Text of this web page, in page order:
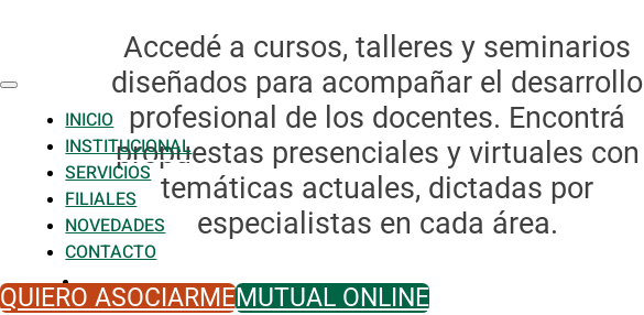
INICIO
INSTITUCIONAL
SERVICIOS
FILIALES
NOVEDADES
CONTACTO
QUIERO ASOCIARMEMUTUAL ONLINE
Accedé a cursos, talleres y seminarios
diseñados para acompañar el desarrollo
profesional de los docentes. Encontrá
propuestas presenciales y virtuales con
temáticas actuales, dictadas por
especialistas en cada área.